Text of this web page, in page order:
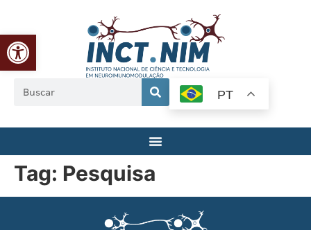
Abrir a barra de ferramentas
PT
Tag: Pesquisa